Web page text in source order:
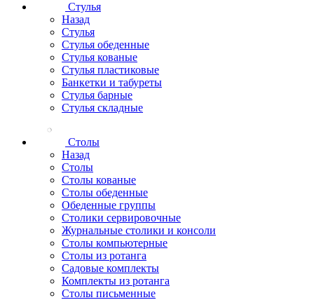
Стулья
Назад
Стулья
Стулья обеденные
Стулья кованые
Стулья пластиковые
Банкетки и табуреты
Стулья барные
Стулья складные
Столы
Назад
Столы
Столы кованые
Столы обеденные
Обеденные группы
Столики сервировочные
Журнальные столики и консоли
Столы компьютерные
Столы из ротанга
Садовые комплекты
Комплекты из ротанга
Столы письменные